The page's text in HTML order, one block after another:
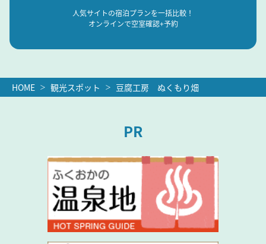
人気サイトの宿泊プランを一括比較！
オンラインで空室確認+予約
HOME 観光スポット 豆腐工房 ぬくもり畑
PR